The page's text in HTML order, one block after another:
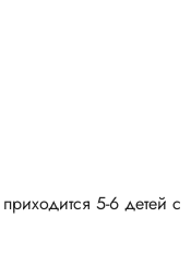
5-6 детей с